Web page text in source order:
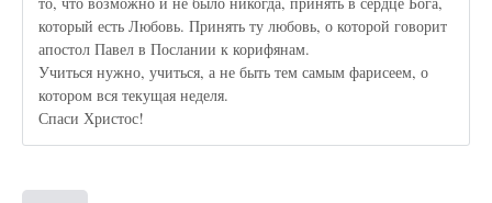
который есть Любовь. Принять ту любовь, о которой говорит
апостол Павел в Послании к корифянам.
Учиться нужно, учиться, а не быть тем самым фарисеем, о
котором вся текущая неделя.
Спаси Христос!